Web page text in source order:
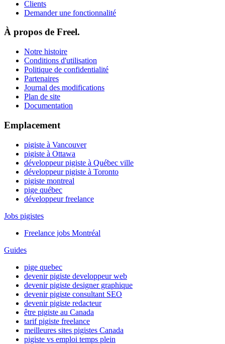
Clients
Demander une fonctionnalité
À propos de Freel.
Notre histoire
Conditions d'utilisation
Politique de confidentialité
Partenaires
Journal des modifications
Plan de site
Documentation
Emplacement
pigiste à Vancouver
pigiste à Ottawa
développeur pigiste à Québec ville
développeur pigiste à Toronto
pigiste montreal
pige québec
développeur freelance
Jobs pigistes
Freelance jobs Montréal
Guides
pige quebec
devenir pigiste developpeur web
devenir pigiste designer graphique
devenir pigiste consultant SEO
devenir pigiste redacteur
être pigiste au Canada
tarif pigiste freelance
meilleures sites pigistes Canada
pigiste vs emploi temps plein